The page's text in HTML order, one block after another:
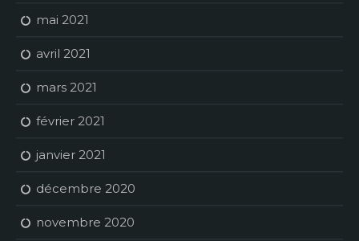
mai 2021
avril 2021
mars 2021
février 2021
janvier 2021
décembre 2020
novembre 2020